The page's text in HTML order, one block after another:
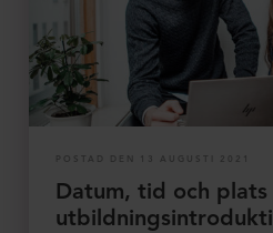
POSTAD DEN 13 AUGUSTI 2021
Datum, tid och